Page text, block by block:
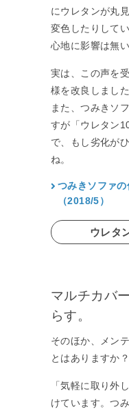
にウレタンが丸
変色したりして
心地に影響は無
実は、この声を
様を改良しました
また、つみきソ
すが「ウレタン
で、もし劣化が
ね。
つみきソファ
（2018/5）
ウレタ
マルチカバ
らす。
そのほか、メン
とはありますか？
「気軽に取り外
けています。つ